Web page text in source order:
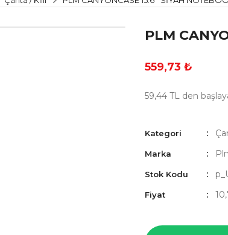
PLM
559,73 ₺
59,44 TL den
Kategori
Marka
Stok Kodu
Fiyat